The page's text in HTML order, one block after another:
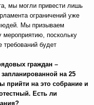
мы могли привести лишь
ограничений уже
Мы призываем
мероприятию, поскольку
требований будет
граждан –
на 25
прийти на это собрание и
Есть ли